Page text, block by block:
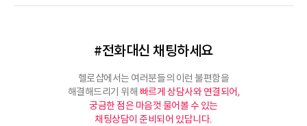
#전화대신 채팅하세요
헬로샵에서는 여러분들의 이런 불편함을
해결해드리기 위해 빠르게 상담사와 연결되어,
궁금한 점은 마음껏 물어볼 수 있는
채팅상담이 준비되어 있답니다.